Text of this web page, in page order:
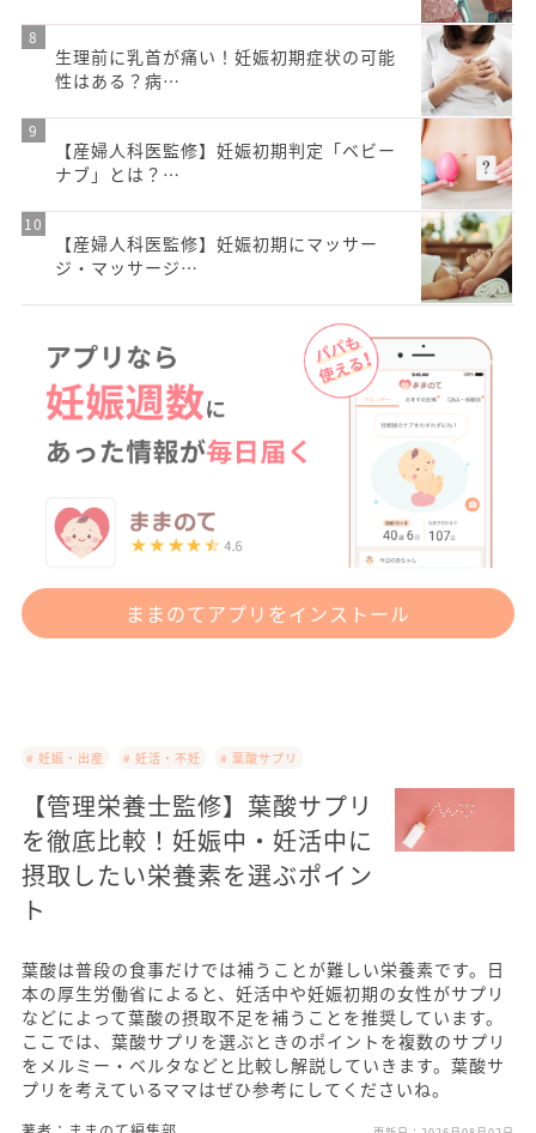
生理前に乳首が痛い！妊娠初期症状の可能
性はある？病…
【産婦人科医監修】妊娠初期判定「ベビー
ナブ」とは？…
【産婦人科医監修】妊娠初期にマッサー
ジ・マッサージ…
ままのてアプリをインストール
# 妊娠・出産 # 妊活・不妊 # 葉酸サプリ
【管理栄養士監修】葉酸サプリ
を徹底比較！妊娠中・妊活中に
摂取したい栄養素を選ぶポイン
ト
葉酸は普段の食事だけでは補うことが難しい栄養素です。日
本の厚生労働省によると、妊活中や妊娠初期の女性がサプリ
などによって葉酸の摂取不足を補うことを推奨しています。
ここでは、葉酸サプリを選ぶときのポイントを複数のサプリ
をメルミー・ベルタなどと比較し解説していきます。葉酸サ
プリを考えているママはぜひ参考にしてくださいね。